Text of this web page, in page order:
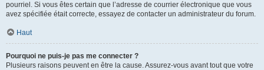
pourriel. Si vous êtes certain que l’adresse de courrier électronique que vous
avez spécifiée était correcte, essayez de contacter un administrateur du forum.
Haut
Pourquoi ne puis-je pas me connecter ?
Plusieurs raisons peuvent en être la cause. Assurez-vous avant tout que votre